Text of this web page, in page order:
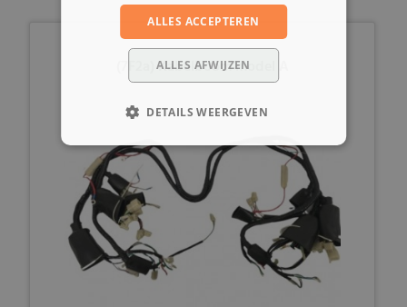
(7F2a) Kabelboom model A
ALLES ACCEPTEREN
ALLES AFWIJZEN
DETAILS WEERGEVEN